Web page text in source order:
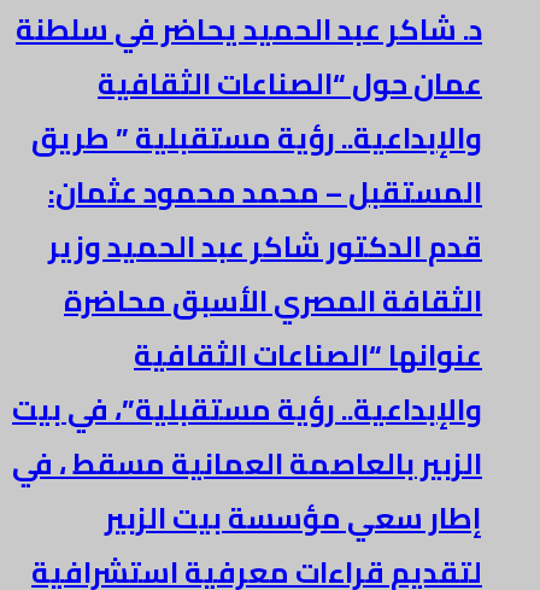
د. شاكر عبد الحميد يحاضر في سلطنة
عمان حول “الصناعات الثقافية
والإبداعية.. رؤية مستقبلية ” طريق
المستقبل – محمد محمود عثمان:
قدم الدكتور شاكر عبد الحميد وزير
الثقافة المصري الأسبق محاضرة
عنوانها “الصناعات الثقافية
والإبداعية.. رؤية مستقبلية”، في بيت
الزبير بالعاصمة العمانية مسقط ، في
إطار سعي مؤسسة بيت الزبير
لتقديم قراءات معرفية استشرافية